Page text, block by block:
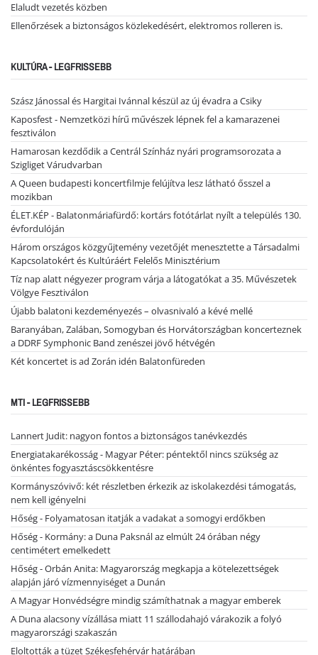
Elaludt vezetés közben
Ellenőrzések a biztonságos közlekedésért, elektromos rolleren is.
KULTÚRA - LEGFRISSEBB
Szász Jánossal és Hargitai Ivánnal készül az új évadra a Csiky
Kaposfest - Nemzetközi hírű művészek lépnek fel a kamarazenei
fesztiválon
Hamarosan kezdődik a Centrál Színház nyári programsorozata a
Szigliget Várudvarban
A Queen budapesti koncertfilmje felújítva lesz látható ősszel a
mozikban
ÉLET.KÉP - Balatonmáriafürdő: kortárs fotótárlat nyílt a település 130.
évfordulóján
Három országos közgyűjtemény vezetőjét menesztette a Társadalmi
Kapcsolatokért és Kultúráért Felelős Minisztérium
Tíz nap alatt négyezer program várja a látogatókat a 35. Művészetek
Völgye Fesztiválon
Újabb balatoni kezdeményezés – olvasnivaló a kévé mellé
Baranyában, Zalában, Somogyban és Horvátországban koncerteznek
a DDRF Symphonic Band zenészei jövő hétvégén
Két koncertet is ad Zorán idén Balatonfüreden
MTI - LEGFRISSEBB
Lannert Judit: nagyon fontos a biztonságos tanévkezdés
Energiatakarékosság - Magyar Péter: péntektől nincs szükség az
önkéntes fogyasztáscsökkentésre
Kormányszóvivő: két részletben érkezik az iskolakezdési támogatás,
nem kell igényelni
Hőség - Folyamatosan itatják a vadakat a somogyi erdőkben
Hőség - Kormány: a Duna Paksnál az elmúlt 24 órában négy
centimétert emelkedett
Hőség - Orbán Anita: Magyarország megkapja a kötelezettségek
alapján járó vízmennyiséget a Dunán
A Magyar Honvédségre mindig számíthatnak a magyar emberek
A Duna alacsony vízállása miatt 11 szállodahajó várakozik a folyó
magyarországi szakaszán
Eloltották a tüzet Székesfehérvár határában